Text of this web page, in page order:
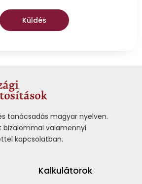
Küldés
tanácsadás magyar nyelven.
bizalommal valamennyi
kapcsolatban.
Kalkulátorok